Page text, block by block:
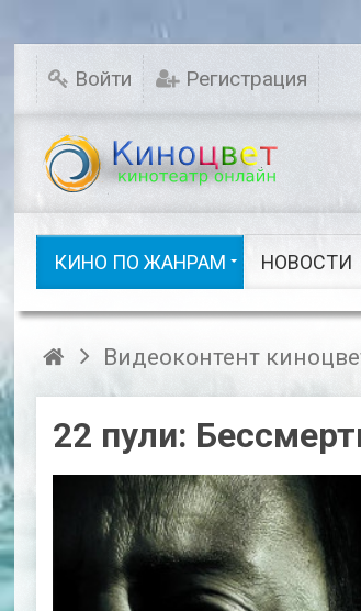
Войти Регистрация
Кино по жанрам
КИНО ПО ЖАНРАМ
Комедии
Детективы
Русское кино
Ужасы
Сказки Шоу
НОВОСТИ
Видеоконтент
22 пули: